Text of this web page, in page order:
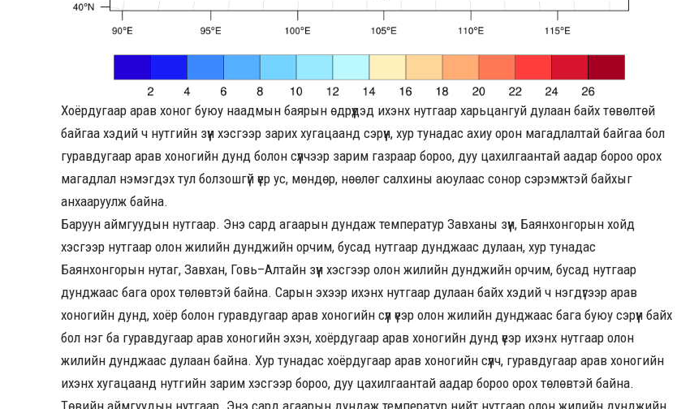
Хоёрдугаар арав хоног буюу наадмын баярын өдрүүдэд ихэнх нутгаар харьцангуй дулаан байх төвөлтөй
байгаа хэдий ч нутгийн зүүн хэсгээр зарих хугацаанд сэрүүн, хур тунадас ахиу орон магадлалтай байгаа бол
гуравдугаар арав хоногийн дунд болон сүүлчээр зарим газраар бороо, дуу цахилгаантай аадар бороо орох
магадлал нэмэгдэх тул болзошгүй үер ус, мөндөр, нөөлөг салхины аюулаас сонор сэрэмжтэй байхыг
анхааруулж байна.
Баруун аймгуудын нутгаар. Энэ сард агаарын дундаж температур Завханы зүүн, Баянхонгорын хойд
хэсгээр нутгаар олон жилийн дунджийн орчим, бусад нутгаар дунджаас дулаан, хур тунадас
Баянхонгорын нутаг, Завхан, Говь–Алтайн зүүн хэсгээр олон жилийн дунджийн орчим, бусад нутгаар
дунджаас бага орох төлөвтэй байна. Сарын эхээр ихэнх нутгаар дулаан байх хэдий ч нэгдүгээр арав
хоногийн дунд, хоёр болон гуравдугаар арав хоногийн сүүл үеэр олон жилийн дунджаас бага буюу сэрүүн байх
бол нэг ба гуравдугаар арав хоногийн эхэн, хоёрдугаар арав хоногийн дунд үеэр ихэнх нутгаар олон
жилийн дунджаас дулаан байна. Хур тунадас хоёрдугаар арав хоногийн сүүлч, гуравдугаар арав хоногийн
ихэнх хугацаанд нутгийн зарим хэсгээр бороо, дуу цахилгаантай аадар бороо орох төлөвтэй байна.
Төвийн аймгуудын нутгаар. Энэ сард агаарын дундаж температур нийт нутгаар олон жилийн дунджийн